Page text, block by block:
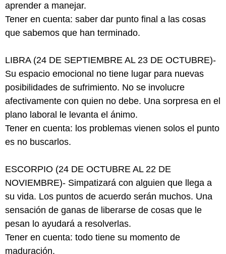
aprender a manejar.
Tener en cuenta: saber dar punto final a las cosas
que sabemos que han terminado.
LIBRA (24 DE SEPTIEMBRE AL 23 DE OCTUBRE)-
Su espacio emocional no tiene lugar para nuevas
posibilidades de sufrimiento. No se involucre
afectivamente con quien no debe. Una sorpresa en el
plano laboral le levanta el ánimo.
Tener en cuenta: los problemas vienen solos el punto
es no buscarlos.
ESCORPIO (24 DE OCTUBRE AL 22 DE
NOVIEMBRE)- Simpatizará con alguien que llega a
su vida. Los puntos de acuerdo serán muchos. Una
sensación de ganas de liberarse de cosas que le
pesan lo ayudará a resolverlas.
Tener en cuenta: todo tiene su momento de
maduración.